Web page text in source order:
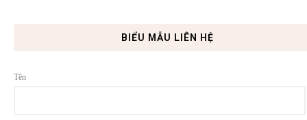
BIỂU MẪU LIÊN HỆ
Tên